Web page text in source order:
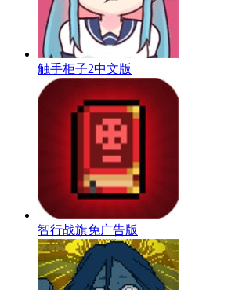
触手柜子2中文版
智行战旗免广告版